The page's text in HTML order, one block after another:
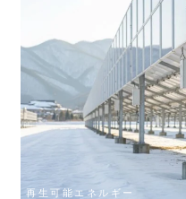
再生可能エネルギー